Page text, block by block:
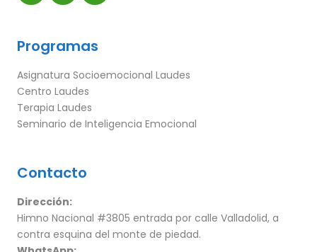
Programas
Asignatura Socioemocional Laudes
Centro Laudes
Terapia Laudes
Seminario de Inteligencia Emocional
Contacto
Dirección:
Himno Nacional #3805 entrada por calle Valladolid, a
contra esquina del monte de piedad.